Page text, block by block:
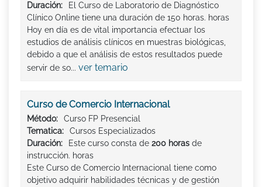
Duración:
El Curso de Laboratorio de Diagnóstico
Clínico Online tiene una duración de 150 horas. horas
Hoy en día es de vital importancia efectuar los
estudios de análisis clínicos en muestras biológicas,
debido a que el análisis de estos resultados puede
servir de so... ver temario
Curso de Comercio Internacional
Método:
Curso FP Presencial
Tematica:
Cursos Especializados
Duración:
Este curso consta de 200 horas de
instrucción. horas
Este Curso de Comercio Internacional tiene como
objetivo adquirir habilidades técnicas y de gestión